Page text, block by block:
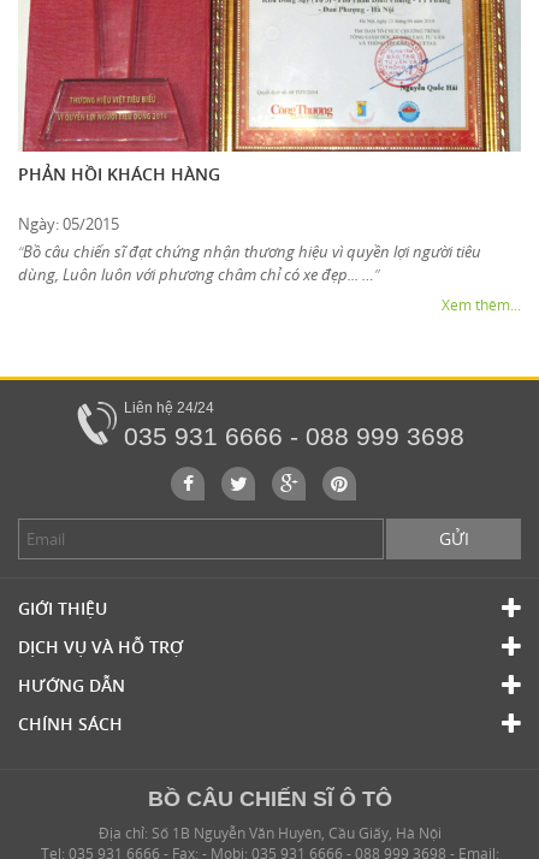
PHẢN HỒI KHÁCH HÀNG
Ngày: 05/2015
“Bồ câu chiến sĩ đạt chứng nhận thương hiệu vì quyền lợi người tiêu
dùng, Luôn luôn với phương châm chỉ có xe đẹp... … ”
Xem thêm...
Liên hệ 24/24
035 931 6666 - 088 999 3698
GỬI
GIỚI THIỆU
DỊCH VỤ VÀ HỖ TRỢ
HƯỚNG DẪN
CHÍNH SÁCH
BỒ CÂU CHIẾN SĨ Ô TÔ
Địa chỉ: Số 1B Nguyễn Văn Huyên, Cầu Giấy, Hà Nội
Tel: 035 931 6666 - Fax: - Mobi: 035 931 6666 - 088 999 3698 - Email: